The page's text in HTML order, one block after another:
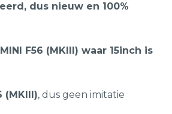
dus nieuw en 100%
F56 (MKIII) waar 15inch is
(MKIII), dus geen imitatie